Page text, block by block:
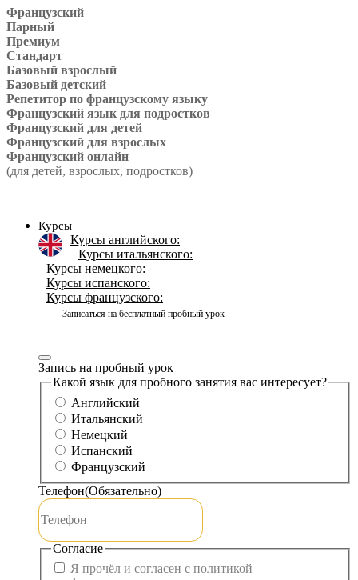
Французский
Парный
Премиум
Стандарт
Базовый взрослый
Базовый детский
Репетитор по французскому языку
Французский язык для подростков
Французский для детей
Французский для взрослых
Французский онлайн
(для детей, взрослых, подростков)
Курсы
Курсы английского:
Курсы итальянского:
Курсы немецкого:
Курсы испанского:
Курсы французского:
Записаться на бесплатный пробный урок
Запись на пробный урок
Какой язык для пробного занятия вас интересует?
Английский
Итальянский
Немецкий
Испанский
Французский
Телефон(Обязательно)
Согласие
Я прочёл и согласен с политикой